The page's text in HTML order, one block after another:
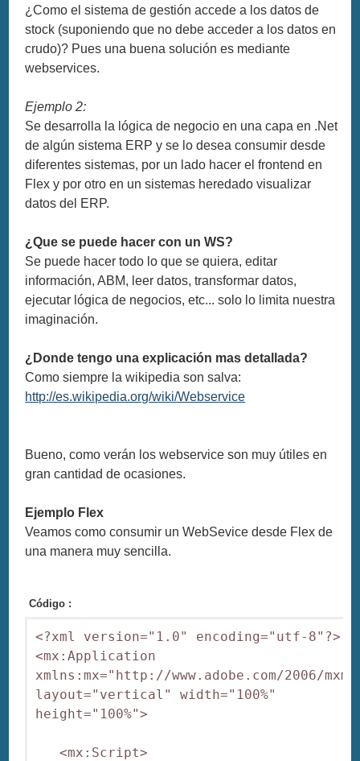
¿Como el sistema de gestión accede a los datos de
stock (suponiendo que no debe acceder a los datos en
crudo)? Pues una buena solución es mediante
webservices.
Ejemplo 2:
Se desarrolla la lógica de negocio en una capa en .Net
de algún sistema ERP y se lo desea consumir desde
diferentes sistemas, por un lado hacer el frontend en
Flex y por otro en un sistemas heredado visualizar
datos del ERP.
¿Que se puede hacer con un WS?
Se puede hacer todo lo que se quiera, editar
información, ABM, leer datos, transformar datos,
ejecutar lógica de negocios, etc... solo lo limita nuestra
imaginación.
¿Donde tengo una explicación mas detallada?
Como siempre la wikipedia son salva:
http://es.wikipedia.org/wiki/Webservice
Bueno, como verán los webservice son muy útiles en
gran cantidad de ocasiones.
Ejemplo Flex
Veamos como consumir un WebSevice desde Flex de
una manera muy sencilla.
Código :
<?xml version="1.0" encoding="utf-8"?>
<mx:Application
xmlns:mx="http://www.adobe.com/2006/
layout="vertical" width="100%"
height="100%">
<mx:Script>